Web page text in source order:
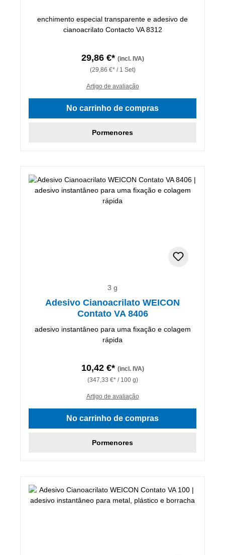
enchimento especial transparente e adesivo de
cianoacrilato Contacto VA 8312
29,86 €* (incl. IVA)
(29,86 €* / 1 Set)
Artigo de avaliação
No carrinho de compras
Pormenores
3 g
Adesivo Cianoacrilato WEICON
Contato VA 8406
adesivo instantâneo para uma fixação e colagem
rápida
10,42 €* (incl. IVA)
(347,33 €* / 100 g)
Artigo de avaliação
No carrinho de compras
Pormenores